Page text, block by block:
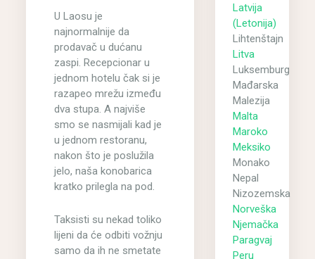
U Laosu je
najnormalnije da
prodavač u dućanu
zaspi. Recepcionar u
jednom hotelu čak si je
razapeo mrežu između
dva stupa. A najviše
smo se nasmijali kad je
u jednom restoranu,
nakon što je poslužila
jelo, naša konobarica
kratko prilegla na pod.
Taksisti su nekad toliko
lijeni da će odbiti vožnju
samo da ih ne smetate
Latvija
(Letonija)
Lihtenštajn
Litva
Luksemburg
Mađarska
Malezija
Malta
Maroko
Meksiko
Monako
Nepal
Nizozemska
Norveška
Njemačka
Paragvaj
Peru